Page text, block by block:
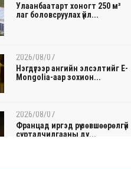
Улаанбаатарт хоногт 250 м³
лаг боловсруулах үйл...
2026/08/07
Нэгдүгээр ангийн элсэлтийг E-
Mongolia-аар зохион...
2026/08/07
Францад иргэд рүү зөвшөөрөлгүй
сурталчилгааны ду...